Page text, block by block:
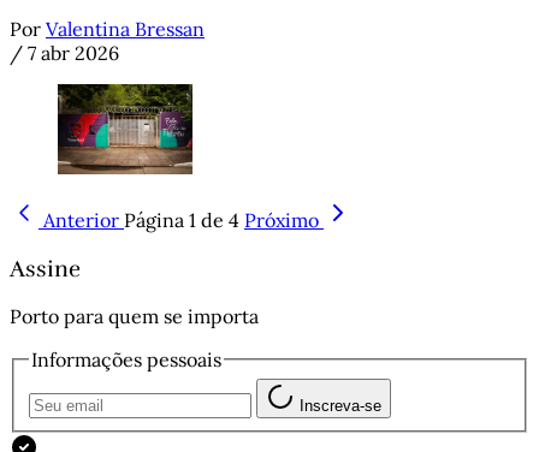
Por Valentina Bressan
/ 7 abr 2026
Anterior Página 1 de 4 Próximo
Assine
Porto para quem se importa
Informações pessoais
Inscreva-se